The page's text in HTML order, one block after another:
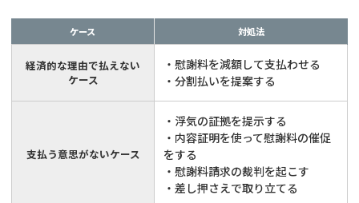
ケース 対処法
経済的な理由で払えない
ケース
・慰謝料を減額して支払わせる
・分割払いを提案する
支払う意思がないケース
・浮気の証拠を提示する
・内容証明を使って慰謝料の催促
をする
・慰謝料請求の裁判を起こす
・差し押さえで取り立てる